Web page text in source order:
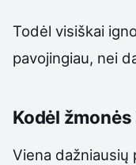
Todėl visiškai
pavojingiau, nei
Kodėl
Viena dažniausių